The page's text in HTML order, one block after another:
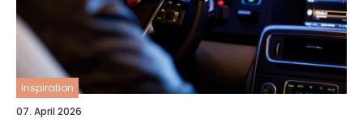
inspiration
07. April 2026